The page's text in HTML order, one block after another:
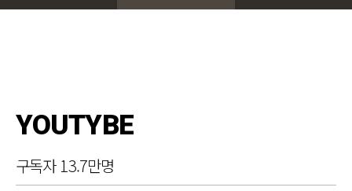
YOUTYBE
구독자 13.7만명